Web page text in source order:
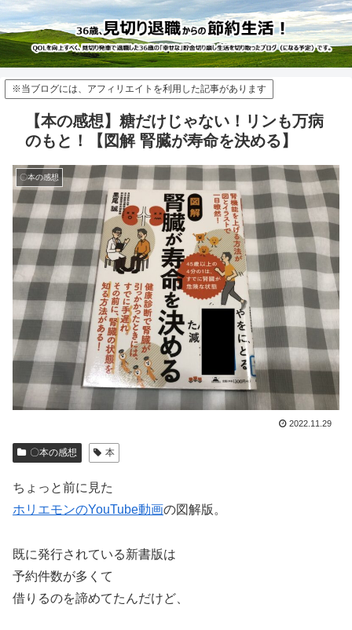
※当ブログには、アフィリエイトを利用した記事があります
【本の感想】糖だけじゃない！リンも万病
のもと！【図解 腎臓が寿命を決める】
〇本の感想
2022.11.29
〇本の感想 本
ちょっと前に見た
ホリエモンのYouTube動画の図解版。
既に発行されている新書版は
予約件数が多くて
借りるのを諦めてたんだけど、